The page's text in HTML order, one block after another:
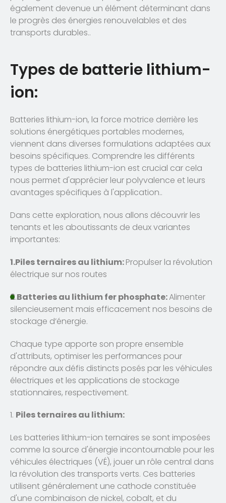
également devenue un élément déterminant dans
le progrès des énergies renouvelables et des
transports durables..
Types de batterie lithium-
ion:
Batteries lithium-ion, la force motrice derrière les
solutions énergétiques portables modernes,
viennent dans diverses formulations adaptées aux
besoins spécifiques. Comprendre les différents
types de batteries lithium-ion est crucial car cela
nous permet d'apprécier leur polyvalence et leurs
avantages spécifiques à l'application..
Dans cette exploration, nous allons découvrir les
tenants et les aboutissants de deux variantes
importantes:
1.Piles ternaires au lithium:Propulser la révolution
électrique sur nos routes
2.Batteries au lithium fer phosphate:Alimenter
silencieusement mais efficacement nos besoins de
stockage d’énergie.
Chaque type apporte son propre ensemble
d'attributs, optimiser les performances pour
répondre aux défis distincts posés par les véhicules
électriques et les applications de stockage
stationnaires, respectivement.
1. Piles ternaires au lithium:
Les batteries lithium-ion ternaires se sont imposées
comme la source d'énergie incontournable pour les
véhicules électriques (VÉ), jouer un rôle central dans
la révolution des transports verts. Ces batteries
utilisent généralement une cathode constituée
d'une combinaison de nickel, cobalt, et du